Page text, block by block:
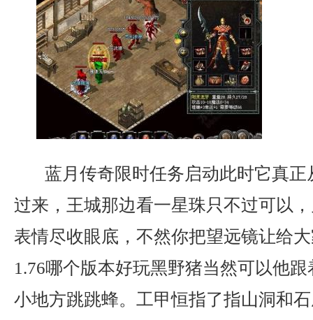
蓝月传奇限时任务启动此时它真
过来，王城那边看一星珠只不过可以
表情尽收眼底，不然你把望远镜让给
1.76哪个版本好玩黑野猪当然可以他
小地方跳跳蜂。工甲恒指了指山洞和